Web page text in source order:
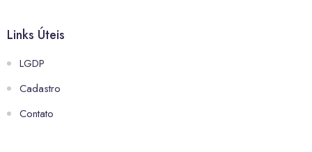
Links Úteis
LGDP
Cadastro
Contato